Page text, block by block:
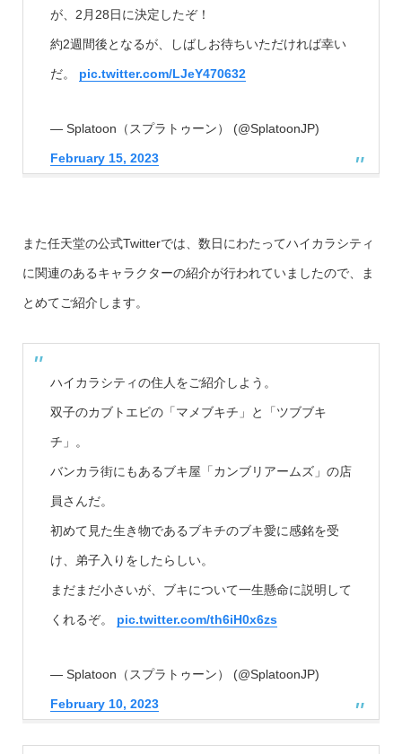
が、2月28日に決定したぞ！
約2週間後となるが、しばしお待ちいただければ幸い
だ。 pic.twitter.com/LJeY470632
— Splatoon（スプラトゥーン） (@SplatoonJP)
February 15, 2023
また任天堂の公式Twitterでは、数日にわたってハイカラシティ
に関連のあるキャラクターの紹介が行われていましたので、ま
とめてご紹介します。
ハイカラシティの住人をご紹介しよう。
双子のカブトエビの「マメブキチ」と「ツブブキ
チ」。
バンカラ街にもあるブキ屋「カンブリアームズ」の店
員さんだ。
初めて見た生き物であるブキチのブキ愛に感銘を受
け、弟子入りをしたらしい。
まだまだ小さいが、ブキについて一生懸命に説明して
くれるぞ。 pic.twitter.com/th6iH0x6zs
— Splatoon（スプラトゥーン） (@SplatoonJP)
February 10, 2023